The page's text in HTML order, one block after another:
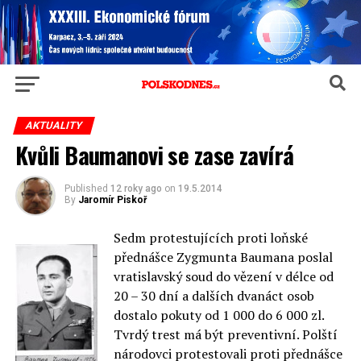
AKTUALITY
Kvůli Baumanovi se zase zavírá
Published 12 roky ago on 19.5.2014
By Jaromír Piskoř
Sedm protestujících proti loňské
přednášce Zygmunta Baumana poslal
vratislavský soud do vězení v délce od
20 – 30 dní a dalších dvanáct osob
dostalo pokuty od 1 000 do 6 000 zl.
Tvrdý trest má být preventivní. Polští
národovci protestovali proti přednášce